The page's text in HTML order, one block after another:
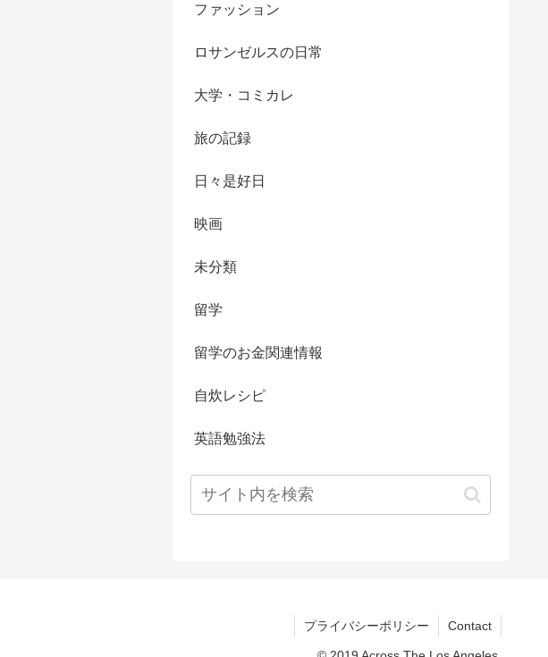
ファッション
ロサンゼルスの日常
大学・コミカレ
旅の記録
日々是好日
映画
未分類
留学
留学のお金関連情報
自炊レシピ
英語勉強法
プライバシーポリシー Contact